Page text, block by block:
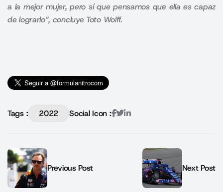
a la mejor mujer, pero sí que pensamos que ella es capaz
de lograrlo”, concluye Toto Wolff.
Tags : 2022 Social Icon :
Previous Post Next Post